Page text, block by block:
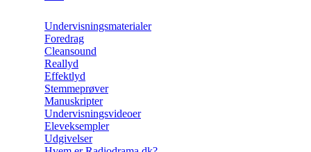
Undervisningsmaterialer
Foredrag
Cleansound
Reallyd
Effektlyd
Stemmeprøver
Manuskripter
Undervisningsvideoer
Eleveksempler
Udgivelser